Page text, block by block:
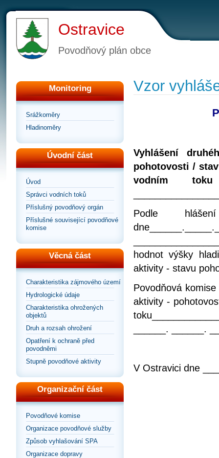
Ostravice
Povodňový plán obce
Monitoring
Srážkoměry
Hladinoměry
Úvodní část
Úvod
Správci vodních toků
Příslušný povodňový orgán
Příslušné související povodňové
komise
Věcná část
Charakteristika zájmového území
Hydrologické údaje
Charakteristika ohrožených
objektů
Druh a rozsah ohrožení
Opatření k ochraně před
povodněmi
Stupně povodňové aktivity
Organizační část
Povodňové komise
Organizace povodňové služby
Způsob vyhlašování SPA
Organizace dopravy
Vzor
Vyhlášení
pohotovosti /
vodním toku
Podle
hodnot výšky
aktivity - stavu
Povodňová
aktivity -
______. ______.
V Ostravici dne